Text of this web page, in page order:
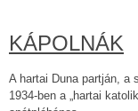
KÁPOLNÁK
A hartai Duna partján, a
1934-ben a „hartai